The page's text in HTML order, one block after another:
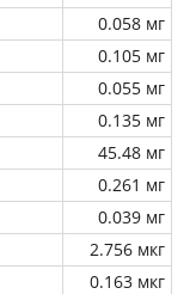
0.058 мг
0.105 мг
0.055 мг
0.135 мг
45.48 мг
0.261 мг
0.039 мг
2.756 мкг
0.163 мкг